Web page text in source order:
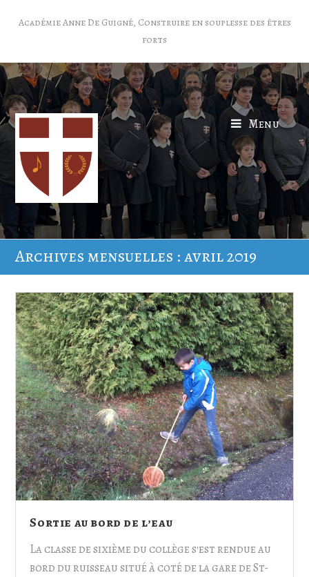
Académie Anne De Guigné, Construire en souplesse des êtres
forts
Menu
Archives mensuelles : avril 2019
Sortie au bord de l’eau
La classe de sixième du collège s'est rendue au
bord du ruisseau situé à coté de la gare de St-